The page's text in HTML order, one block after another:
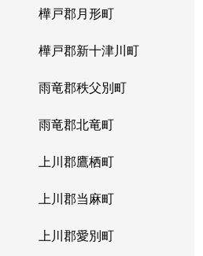
樺戸郡月形町
樺戸郡新十津川町
雨竜郡秩父別町
雨竜郡北竜町
上川郡鷹栖町
上川郡当麻町
上川郡愛別町